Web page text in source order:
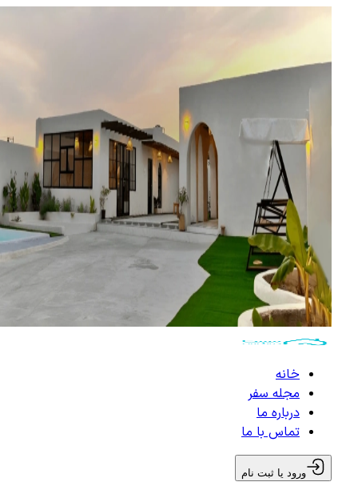
خانه
مجله سفر
درباره ما
تماس با ما
ورود یا ثبت نام